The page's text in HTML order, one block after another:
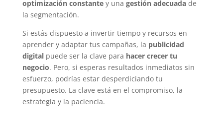
optimización constantey una gestión adecuadade
la segmentación.
Si estás dispuesto a invertir tiempo y recursos en
aprender y adaptar tus campañas, la publicidad
digitalpuede ser la clave para hacer crecer tu
negocio. Pero, si esperas resultados inmediatos sin
esfuerzo, podrías estar desperdiciando tu
presupuesto. La clave está en el compromiso, la
estrategia y la paciencia.